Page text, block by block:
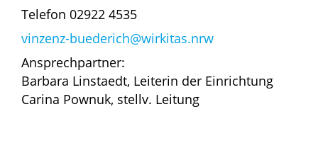
Telefon 02922 4535
vinzenz-buederich@wirkitas.nrw
Ansprechpartner:
Barbara Linstaedt, Leiterin der Einrichtung
Carina Pownuk, stellv. Leitung